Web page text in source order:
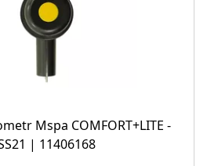
Mspa COMFORT+LITE -
| 11406168